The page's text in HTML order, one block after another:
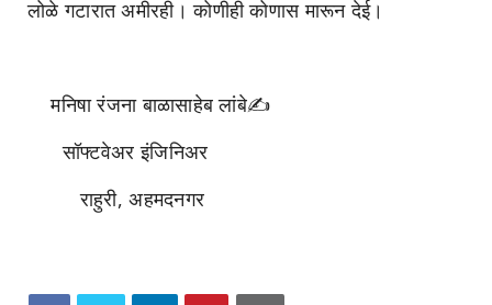
लोळे गटारात अमीरही। कोणीही कोणास मारून देई।
मनिषा रंजना बाळासाहेब लांबे✍️
सॉफ्टवेअर इंजिनिअर
राहुरी, अहमदनगर